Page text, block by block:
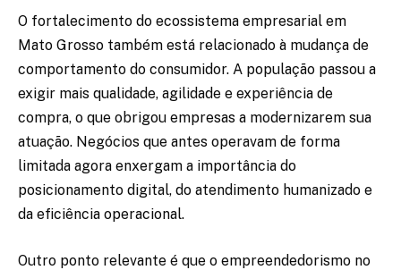
O fortalecimento do ecossistema empresarial em
Mato Grosso também está relacionado à mudança de
comportamento do consumidor. A população passou a
exigir mais qualidade, agilidade e experiência de
compra, o que obrigou empresas a modernizarem sua
atuação. Negócios que antes operavam de forma
limitada agora enxergam a importância do
posicionamento digital, do atendimento humanizado e
da eficiência operacional.
Outro ponto relevante é que o empreendedorismo no